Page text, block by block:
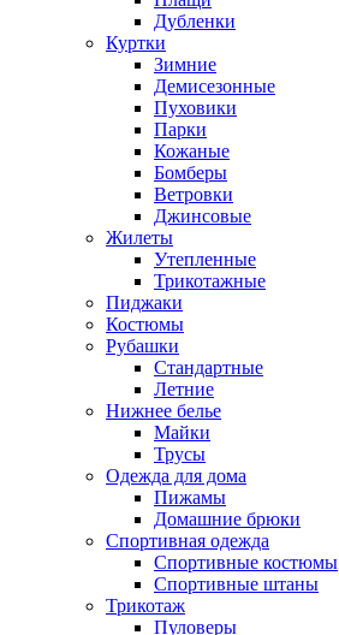
Дубленки
Куртки
Зимние
Демисезонные
Пуховики
Парки
Кожаные
Бомберы
Ветровки
Джинсовые
Жилеты
Утепленные
Трикотажные
Пиджаки
Костюмы
Рубашки
Стандартные
Летние
Нижнее белье
Майки
Трусы
Одежда для дома
Пижамы
Домашние брюки
Спортивная одежда
Спортивные костюмы
Спортивные штаны
Трикотаж
Пуловеры